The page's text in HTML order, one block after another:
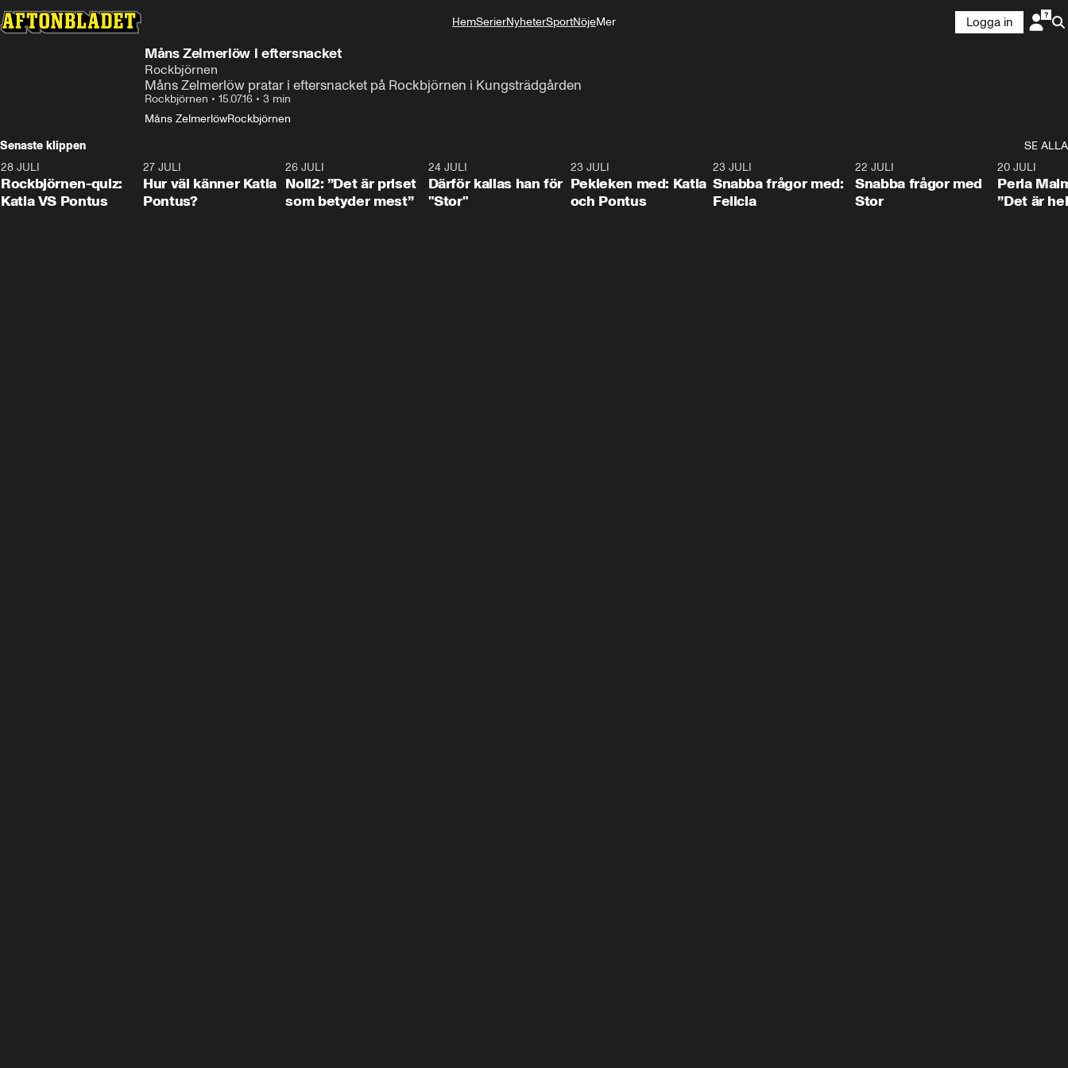
HemSerierNyheterSportNöjeMer
Logga in
Måns Zelmerlöw i eftersnacket
Rockbjörnen
Måns Zelmerlöw pratar i eftersnacket på Rockbjörnen i Kungsträdgården
Rockbjörnen • 15.07.16 • 3 min
Måns ZelmerlöwRockbjörnen
Senaste klippen
SE ALLA
0:15
28 JULI
Rockbjörnen-quiz:
Katia VS Pontus
0:46
27 JULI
Hur väl känner Katia
Pontus?
26 JULI
Noll2: ”Det är priset
som betyder mest”
24 JULI
Därför kallas han för
"Stor"
23 JULI
Pekleken med: Katia
och Pontus
0:51
23 JULI
Snabba frågor med:
Felicia
0:52
22 JULI
Snabba frågor med
Stor
20 JULI
Perla
”Det är